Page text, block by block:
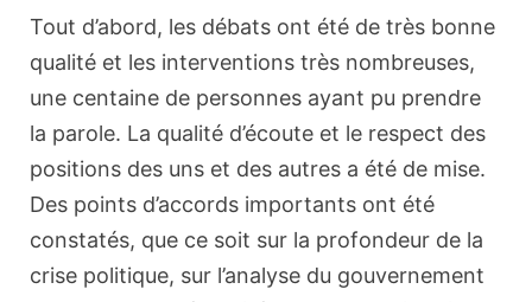
Tout d’abord, les débats ont été de très bonne
qualité et les interventions très nombreuses,
une centaine de personnes ayant pu prendre
la parole. La qualité d’écoute et le respect des
positions des uns et des autres a été de mise.
Des points d’accords importants ont été
constatés, que ce soit sur la profondeur de la
crise politique, sur l’analyse du gouvernement